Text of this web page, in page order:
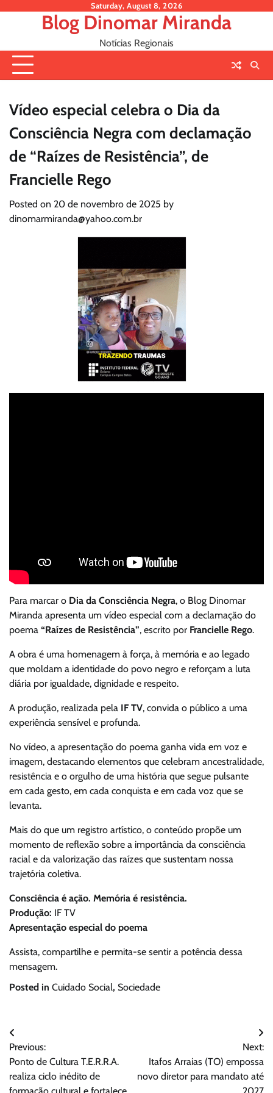
Saturday, August 8, 2026
Blog Dinomar Miranda
Notícias Regionais
Vídeo especial celebra o Dia da
Consciência Negra com declamação
de “Raízes de Resistência”, de
Francielle Rego
Posted on 20 de novembro de 2025 by
dinomarmiranda@yahoo.com.br
Para marcar o Dia da Consciência Negra, o Blog Dinomar
Miranda apresenta um vídeo especial com a declamação do
poema “Raízes de Resistência”, escrito por Francielle Rego.
A obra é uma homenagem à força, à memória e ao legado
que moldam a identidade do povo negro e reforçam a luta
diária por igualdade, dignidade e respeito.
A produção, realizada pela IF TV, convida o público a uma
experiência sensível e profunda.
No vídeo, a apresentação do poema ganha vida em voz e
imagem, destacando elementos que celebram ancestralidade,
resistência e o orgulho de uma história que segue pulsante
em cada gesto, em cada conquista e em cada voz que se
levanta.
Mais do que um registro artístico, o conteúdo propõe um
momento de reflexão sobre a importância da consciência
racial e da valorização das raízes que sustentam nossa
trajetória coletiva.
Consciência é ação. Memória é resistência.
Produção: IF TV
Apresentação especial do poema
Assista, compartilhe e permita-se sentir a potência dessa
mensagem.
Posted in Cuidado Social, Sociedade
Navegação
de
Post
Previous:
Ponto de Cultura T.E.R.R.A.
realiza ciclo inédito de
Next:
Itafos Arraias (TO) empossa
novo diretor para mandato até